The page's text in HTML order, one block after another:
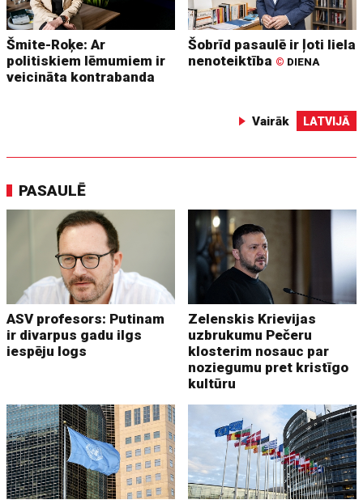
Šmite-Roķe: Ar
politiskiem lēmumiem ir
veicināta kontrabanda
Šobrīd pasaulē ir ļoti liela
nenoteiktība © DIENA
Vairāk LATVIJĀ
PASAULĒ
ASV profesors: Putinam
ir divarpus gadu ilgs
iespēju logs
Zelenskis Krievijas
uzbrukumu Pečeru
klosterim nosauc par
noziegumu pret kristīgo
kultūru